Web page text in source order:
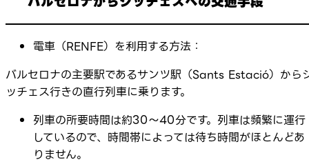
電車（RENFE）を利用する方法：
バルセロナの主要駅であるサンツ駅（Sants Estació）から
ッチェス行きの直行列車に乗ります。
列車の所要時間は約30〜40分です。列車は頻繁に運行
しているので、時間帯によっては待ち時間がほとんどあ
りません。